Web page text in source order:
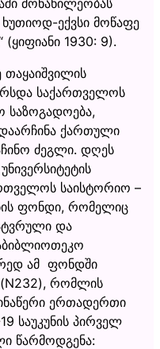
ექვსი მოწაფე
1930: 9).
საქართველოს
საზოგადოება,
ქართული
ძეგლი. დღეს
საისტორიო –
ფონდი, რომელიც
და
ამ ფონდში
რომლის
ერთადერთი
საუკუნის პირველ
წარმოდგენა: